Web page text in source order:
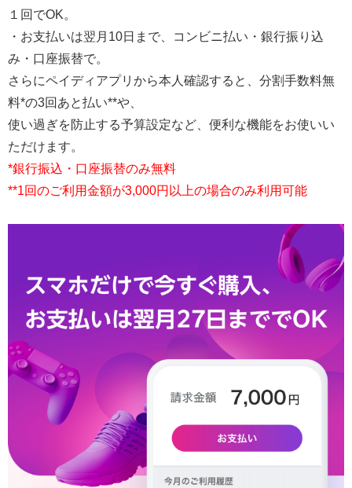
１回でOK。
・お支払いは翌月10日まで、コンビニ払い・銀行振り込
み・口座振替で。
さらにペイディアプリから本人確認すると、分割手数料無
料*の3回あと払い**や、
使い過ぎを防止する予算設定など、便利な機能をお使いい
ただけます。
*銀行振込・口座振替のみ無料
**1回のご利用金額が3,000円以上の場合のみ利用可能